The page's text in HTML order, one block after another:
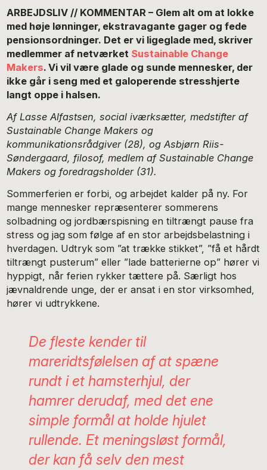
ARBEJDSLIV // KOMMENTAR – Glem alt om at lokke
med høje lønninger, ekstravagante gager og fede
pensionsordninger. Det er vi ligeglade med, skriver
medlemmer af netværket Sustainable Change
Makers. Vi vil være glade og sunde mennesker, der
ikke går i seng med et galoperende stresshjerte
langt oppe i halsen.
Af Lasse Alfastsen, social iværksætter, medstifter af
Sustainable Change Makers og
kommunikationsrådgiver (28), og Asbjørn Riis-
Søndergaard, filosof, medlem af Sustainable Change
Makers og foredragsholder (31).
Sommerferien er forbi, og arbejdet kalder på ny. For
mange mennesker repræsenterer sommerens
solbadning og jordbærspisning en tiltrængt pause fra
stress og jag som følge af en stor arbejdsbelastning i
hverdagen. Udtryk som ”at trække stikket”, ”få et hårdt
tiltrængt pusterum” eller ”lade batterierne op” hører vi
hyppigt, når ferien rykker tættere på. Særligt hos
jævnaldrende unge, der er ansat i en stor virksomhed,
hører vi udtrykkene.
De fleste kender til
mareridtsfølelsen af at spæne
rundt i et hamsterhjul, der
hamrer derudaf, med det ene
simple formål at holde hjulet
rullende. Et meningsløst formål,
der kan få selv den mest